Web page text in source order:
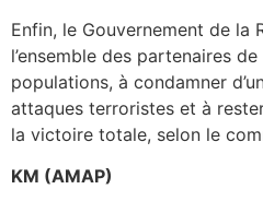
Enfin, le Gouvernement de la
l’ensemble des partenaires de
populations, à condamner
attaques terroristes et à
la victoire totale, selon le
KM (AMAP)